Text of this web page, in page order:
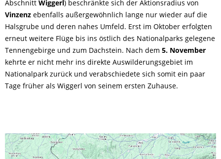
Abschnitt Wiggerl) beschränkte sich der Aktionsradius von
Vinzenz ebenfalls außergewöhnlich lange nur wieder auf die
Halsgrube und deren nahes Umfeld. Erst im Oktober erfolgten
erneut weitere Flüge bis ins östlich des Nationalparks gelegene
Tennengebirge und zum Dachstein. Nach dem 5. November
kehrte er nicht mehr ins direkte Auswilderungsgebiet im
Nationalpark zurück und verabschiedete sich somit ein paar
Tage früher als Wiggerl von seinem ersten Zuhause.